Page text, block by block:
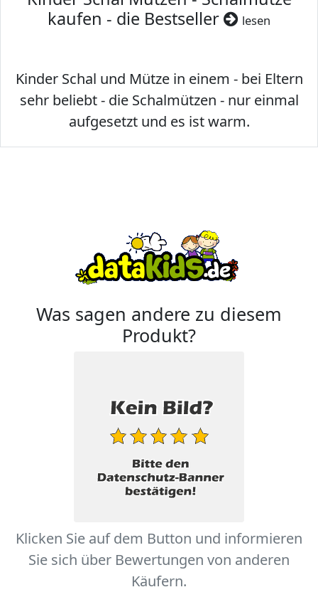
kaufen - die Bestseller
lesen
Kinder Schal und Mütze in einem - bei Eltern
sehr beliebt - die Schalmützen - nur einmal
aufgesetzt und es ist warm.
Was sagen andere zu diesem
Produkt?
Klicken Sie auf dem Button und informieren
Sie sich über Bewertungen von anderen
Käufern.